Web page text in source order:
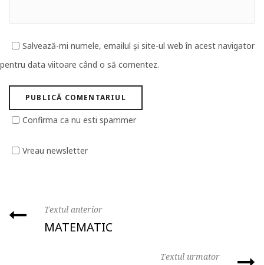
Salvează-mi numele, emailul și site-ul web în acest navigator
pentru data viitoare când o să comentez.
Confirma ca nu esti spammer
Vreau newsletter
Textul anterior
MATEMATIC
Textul urmator